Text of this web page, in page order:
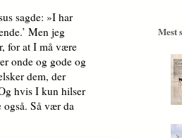
sagde: »I har
Men jeg
for at I må være
onde og gode og
dem, der
hvis I kun hilser
Så vær da
Mest